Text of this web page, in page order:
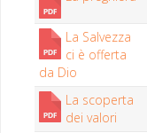
La Salvez­za
ci è offer­ta
da Dio
La scop­er­ta
dei valori